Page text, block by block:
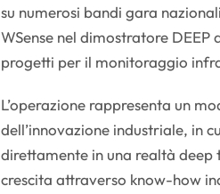
su numerosi bandi gara
WSense nel dimostratore DEEP
progetti per il monitoraggio
L’operazione rappresenta un
dell’innovazione industriale, in
direttamente in una realtà deep
crescita attraverso know-how